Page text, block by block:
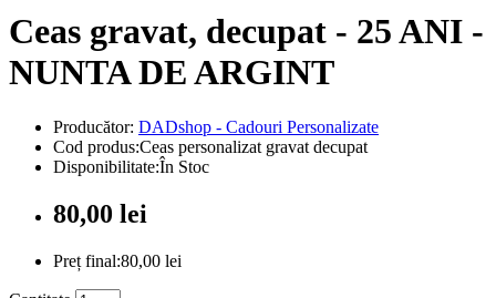
Ceas gravat, decupat - 25 ANI -
NUNTA DE ARGINT
Producător: DADshop - Cadouri Personalizate
Cod produs:Ceas personalizat gravat decupat
Disponibilitate:În Stoc
80,00 lei
Preț final:80,00 lei